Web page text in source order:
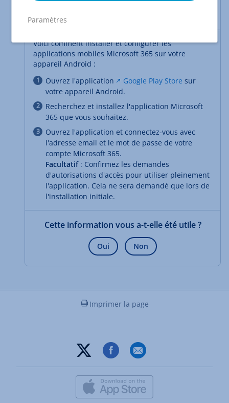
mobiles Microsoft 365 sur iOS
Voici comment installer et configurer les
applications mobiles Microsoft 365 sur votre
appareil Android :
Ouvrez l'application
Google Play Store sur
votre appareil Android.
Recherchez et installez l'application Microsoft
365 que vous souhaitez.
Ouvrez l'application et connectez-vous avec
l'adresse email et le mot de passe de votre
compte Microsoft 365.
Facultatif : Confirmez les demandes
d'autorisations d'accès pour utiliser pleinement
l'application. Cela ne sera demandé que lors de
l'installation initiale.
Cette information vous a-t-elle été utile ?
Oui Non
Imprimer la page
Paramètres